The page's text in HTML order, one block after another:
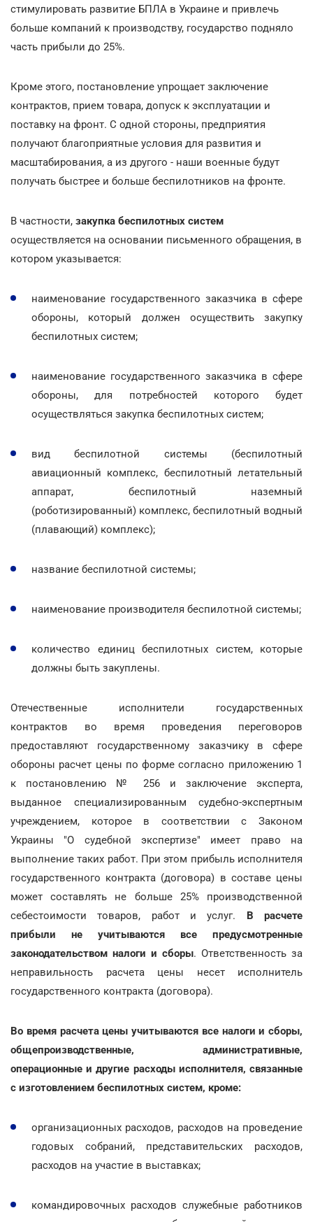
стимулировать развитие БПЛА в Украине и привлечь
больше компаний к производству, государство подняло
часть прибыли до 25%.
Кроме этого, постановление упрощает заключение
контрактов, прием товара, допуск к эксплуатации и
поставку на фронт. С одной стороны, предприятия
получают благоприятные условия для развития и
масштабирования, а из другого - наши военные будут
получать быстрее и больше беспилотников на фронте.
В частности, закупка беспилотных систем
осуществляется на основании письменного обращения, в
котором указывается:
наименование государственного заказчика в сфере
обороны, который должен осуществить закупку
беспилотных систем;
наименование государственного заказчика в сфере
обороны, для потребностей которого будет
осуществляться закупка беспилотных систем;
вид беспилотной системы (беспилотный
авиационный комплекс, беспилотный летательный
аппарат, беспилотный наземный
(роботизированный) комплекс, беспилотный водный
(плавающий) комплекс);
название беспилотной системы;
наименование производителя беспилотной системы;
количество единиц беспилотных систем, которые
должны быть закуплены.
Отечественные исполнители государственных
контрактов во время проведения переговоров
предоставляют государственному заказчику в сфере
обороны расчет цены по форме согласно приложению 1
к постановлению № 256 и заключение эксперта,
выданное специализированным судебно-экспертным
учреждением, которое в соответствии с Законом
Украины "О судебной экспертизе" имеет право на
выполнение таких работ. При этом прибыль исполнителя
государственного контракта (договора) в составе цены
может составлять не больше 25% производственной
себестоимости товаров, работ и услуг. В расчете
прибыли не учитываются все предусмотренные
законодательством налоги и сборы. Ответственность за
неправильность расчета цены несет исполнитель
государственного контракта (договора).
Во время расчета цены учитываются все налоги и сборы,
общепроизводственные, административные,
операционные и другие расходы исполнителя, связанные
с изготовлением беспилотных систем, кроме:
организационных расходов, расходов на проведение
годовых собраний, представительских расходов,
расходов на участие в выставках;
командировочных расходов служебные работников